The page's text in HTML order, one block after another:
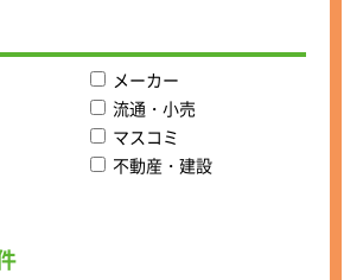
ます。上流工程を担っているため、
外注のコントロールも発生します。案
件は通信機器、家電製品、遊技機器が
メインですが、その他輸送機器等の案
件もあります。（※案件受注時に組織
況やスキルを鑑みてアサ イン）
。機械設計業務をお任せします。
メーカー
流通・小売
マスコミ
不動産・建設